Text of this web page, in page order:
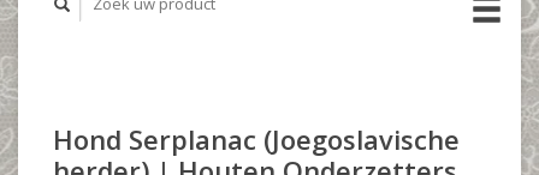
Hond Serplanac (Joegoslavische